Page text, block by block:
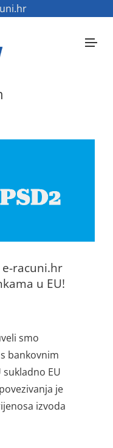
e-racuni.hr
u EU!
smo
bankovnim
EU
je
izvoda